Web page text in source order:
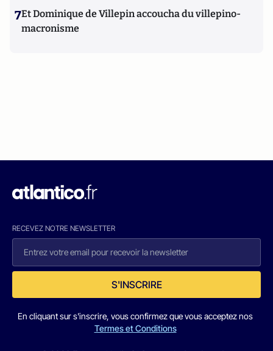
7Et Dominique de Villepin accoucha du villepino-
macronisme
RECEVEZ NOTRE NEWSLETTER
S'INSCRIRE
En cliquant sur s'inscrire, vous confirmez que vous acceptez nos
Termes et Conditions